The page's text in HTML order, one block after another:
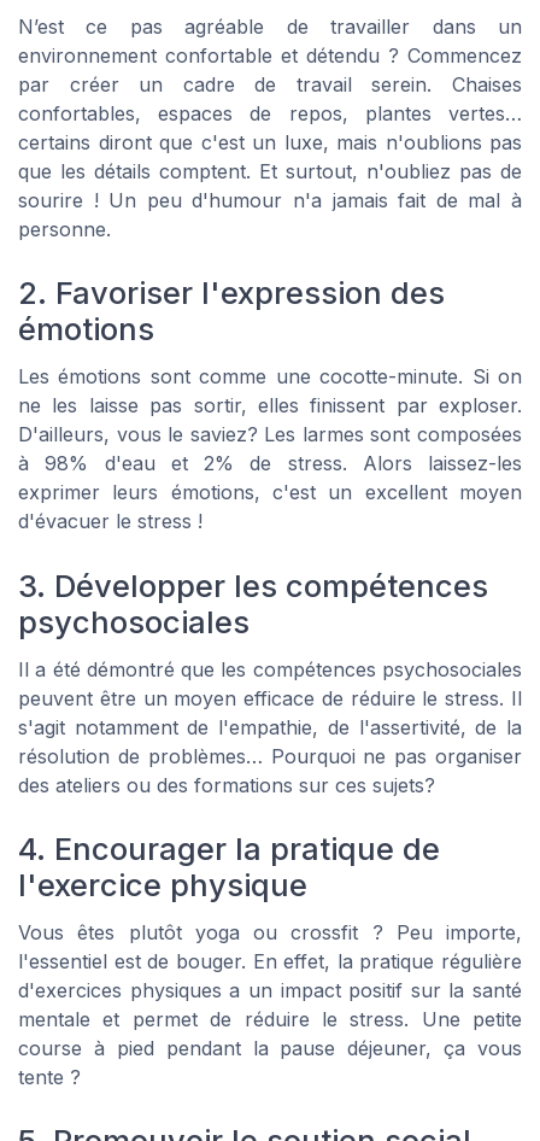
N’est ce pas agréable de travailler dans un
environnement confortable et détendu ? Commencez
par créer un cadre de travail serein. Chaises
confortables, espaces de repos, plantes vertes…
certains diront que c'est un luxe, mais n'oublions pas
que les détails comptent. Et surtout, n'oubliez pas de
sourire ! Un peu d'humour n'a jamais fait de mal à
personne.
2. Favoriser l'expression des
émotions
Les émotions sont comme une cocotte-minute. Si on
ne les laisse pas sortir, elles finissent par exploser.
D'ailleurs, vous le saviez? Les larmes sont composées
à 98% d'eau et 2% de stress. Alors laissez-les
exprimer leurs émotions, c'est un excellent moyen
d'évacuer le stress !
3. Développer les compétences
psychosociales
Il a été démontré que les compétences psychosociales
peuvent être un moyen efficace de réduire le stress. Il
s'agit notamment de l'empathie, de l'assertivité, de la
résolution de problèmes… Pourquoi ne pas organiser
des ateliers ou des formations sur ces sujets?
4. Encourager la pratique de
l'exercice physique
Vous êtes plutôt yoga ou crossfit ? Peu importe,
l'essentiel est de bouger. En effet, la pratique régulière
d'exercices physiques a un impact positif sur la santé
mentale et permet de réduire le stress. Une petite
course à pied pendant la pause déjeuner, ça vous
tente ?